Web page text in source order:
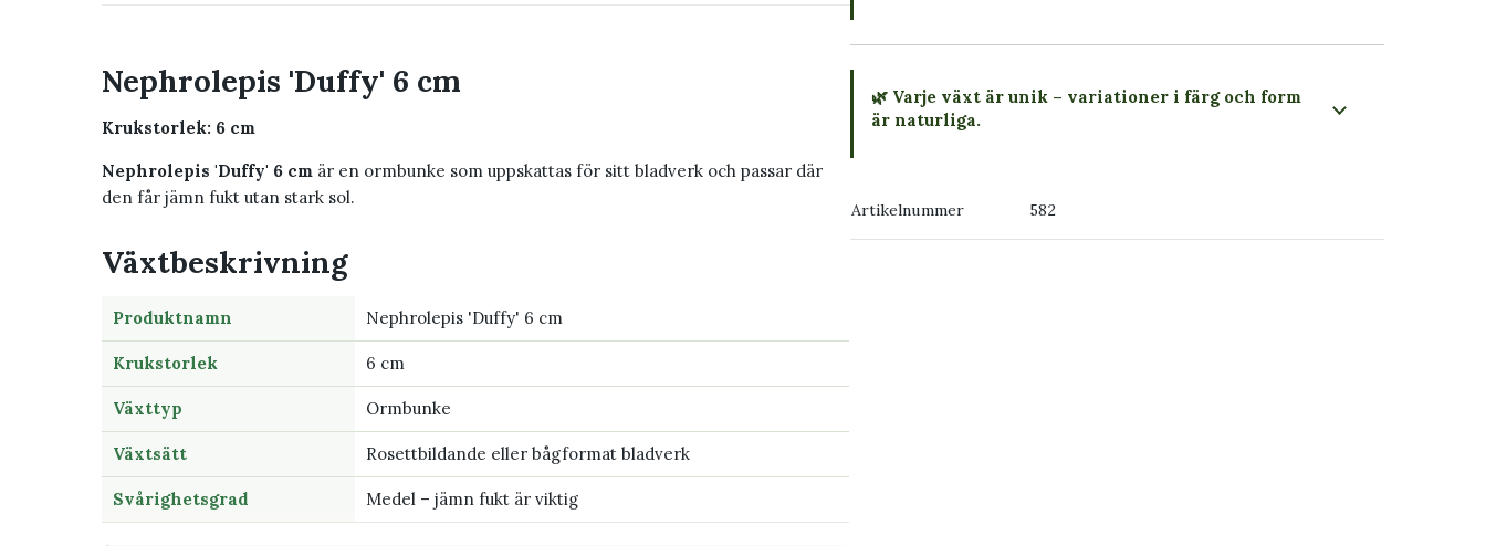
Nephrolepis 'Duffy' 6 cm
Krukstorlek: 6 cm
Nephrolepis 'Duffy' 6 cm är en ormbunke som uppskattas för sitt bladverk och passar där
den får jämn fukt utan stark sol.
Växtbeskrivning
Produktnamn Nephrolepis 'Duffy' 6 cm
Krukstorlek 6 cm
Växttyp Ormbunke
Växtsätt Rosettbildande eller bågformat bladverk
Svårighetsgrad Medel – jämn fukt är viktig
🌿 Varje växt är unik – variationer i färg och form
är naturliga.
→ Kontakta oss
Artikelnummer 582